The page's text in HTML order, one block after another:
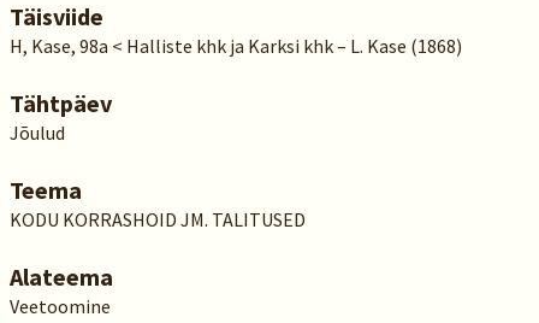
Täisviide
H, Kase, 98a < Halliste khk ja Karksi khk – L. Kase (1868)
Tähtpäev
Jõulud
Teema
KODU KORRASHOID JM. TALITUSED
Alateema
Veetoomine